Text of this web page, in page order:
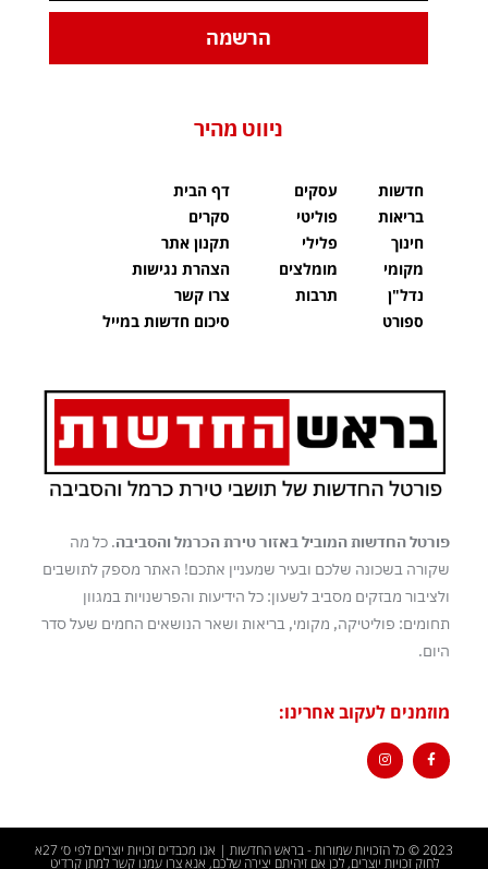
הרשמה
ניווט מהיר
חדשות
בריאות
חינוך
מקומי
נדל"ן
ספורט
עסקים
פוליטי
פלילי
מומלצים
תרבות
דף הבית
סקרים
תקנון אתר
הצהרת נגישות
צרו קשר
סיכום חדשות במייל
פורטל החדשות המוביל באזור טירת הכרמל והסביבה. כל מה
שקורה בשכונה שלכם ובעיר שמעניין אתכם! האתר מספק לתושבים
ולציבור מבזקים מסביב לשעון: כל הידיעות והפרשנויות במגוון
תחומים: פוליטיקה, מקומי, בריאות ושאר הנושאים החמים שעל סדר
היום.
מוזמנים לעקוב אחרינו:
2023 © כל הזכויות שמורות - בראש החדשות | אנו מכבדים זכויות יוצרים לפי ס׳ 27א
לחוק זכויות יוצרים, לכן אם זיהיתם יצירה שלכם, אנא צרו עמנו קשר למתן קרדיט